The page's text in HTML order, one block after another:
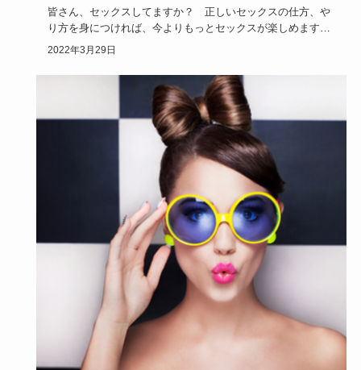
皆さん、セックスしてますか？ 正しいセックスの仕方、や
り方を身につければ、今よりもっとセックスが楽しめます。
セックスしたこ…
2022年3月29日